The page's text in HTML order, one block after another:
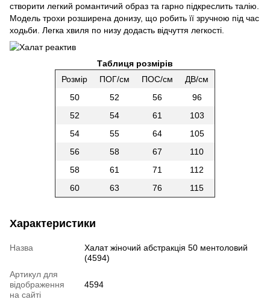
створити легкий романтичий образ та гарно підкреслить талію.
Модель трохи розширена донизу, що робить її зручною під час
ходьби. Легка хвиля по низу додасть відчуття легкості.
Таблиця розмірів
Розмір
ПОГ/см ПОС/см
ДВ/см
50
52 56
96
52
54 61
103
54
55 64
105
56
58 67
110
58
61 71
112
60
63 76 115
Характеристики
Назва
Халат жіночий абстракція 50 ментоловий
(4594)
Артикул для
відображення
на сайті
4594